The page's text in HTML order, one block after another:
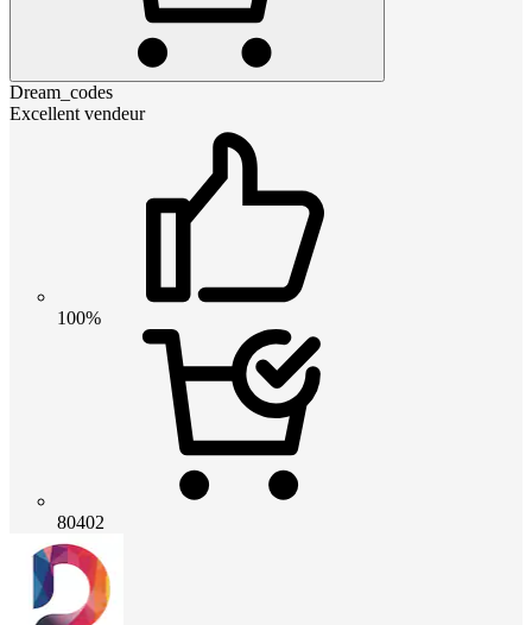
Dream_codes
Excellent vendeur
100%
80402